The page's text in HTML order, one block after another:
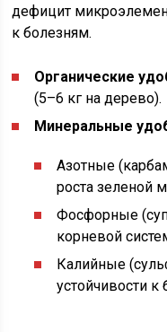
дефицит
к болезням.
Органические
(5–6 кг на дерево).
Минеральные
Азотные
роста зеленой
Фосфорные
корневой
Калийные
устойчивости к